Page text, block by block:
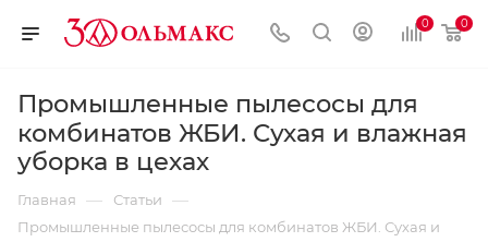
0 0
Промышленные пылесосы для
комбинатов ЖБИ. Сухая и влажная
уборка в цехах
Главная — Статьи —
Промышленные пылесосы для комбинатов ЖБИ. Сухая и